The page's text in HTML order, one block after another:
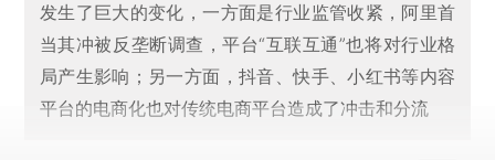
发生了巨大的变化，一方面是行业监管收紧，阿里首
当其冲被反垄断调查，平台“互联互通”也将对行业格
局产生影响；另一方面，抖音、快手、小红书等内容
平台的电商化也对传统电商平台造成了冲击和分流